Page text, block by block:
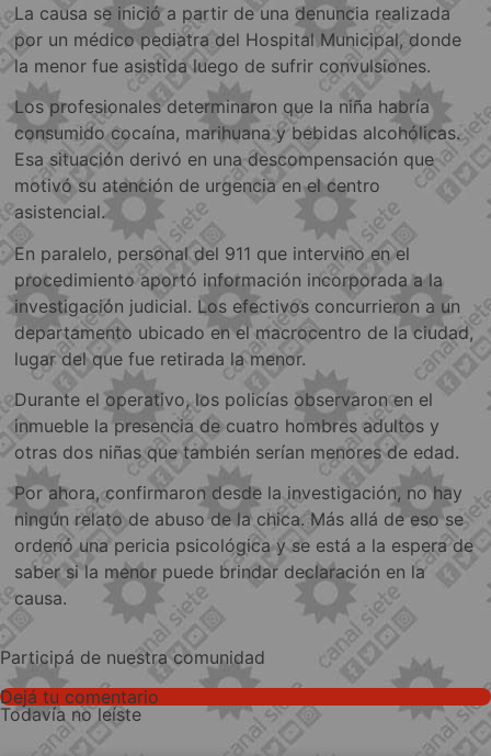
La causa se inició a partir de una denuncia realizada
por un médico pediatra del Hospital Municipal, donde
la menor fue asistida luego de sufrir convulsiones.
Los profesionales determinaron que la niña habría
consumido cocaína, marihuana y bebidas alcohólicas.
Esa situación derivó en una descompensación que
motivó su atención de urgencia en el centro
asistencial.
En paralelo, personal del 911 que intervino en el
procedimiento aportó información incorporada a la
investigación judicial. Los efectivos concurrieron a un
departamento ubicado en el macrocentro de la ciudad,
lugar del que fue retirada la menor.
Durante el operativo, los policías observaron en el
inmueble la presencia de cuatro hombres adultos y
otras dos niñas que también serían menores de edad.
Por ahora, confirmaron desde la investigación, no hay
ningún relato de abuso de la chica. Más allá de eso se
ordenó una pericia psicológica y se está a la espera de
saber si la menor puede brindar declaración en la
causa.
Participá de nuestra comunidad
Dejá tu comentario
Todavía no leíste